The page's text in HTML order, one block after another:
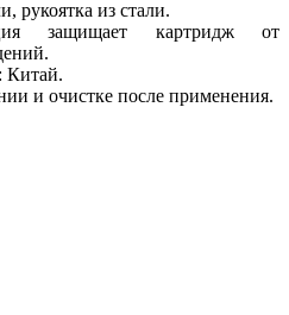
рукоятка из стали.
защищает картридж от
Китай.
и очистке после применения.